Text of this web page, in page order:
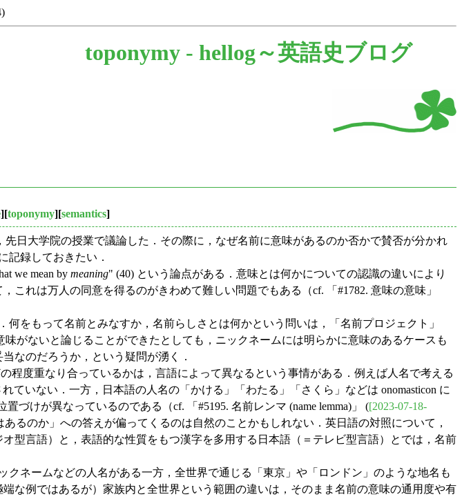
toponymy - hellog～英語史ブログ
][toponymy][semantics]
先日大学院の授業で議論した．その際に，なぜ名前に意味があるのか否かで賛否が分かれ
記録しておきたい．
we mean by meaning" (40) という論点がある．意味とは何かについての認識の違いにより
れは万人の同意を得るのがきわめて難しい問題でもある（cf. 「#1782. 意味の意味」
をもって名前とみなすか，名前らしさとは何かという問いは，「名前プロジェクト」
がないと論じることができたとしても，ニックネームには明らかに意味のあるケースも
なのだろうか，という疑問が湧く．
程度重なり合っているかは，言語によって異なるという事情がある．例えば人名で考える
ていない．一方，日本語の人名の「かける」「わたる」「さくら」などは onomasticon に
づけが異なっているのである（cf. 「#5195. 名前レンマ (name lemma)」 ([2023-07-18-
るのか」への答えが偏ってくるのは自然のことかもしれない．英日語の対照について，
型言語）と，表語的な性質をもつ漢字を多用する日本語（＝テレビ型言語）とでは，名前
ネームなどの人名がある一方，全世界で通じる「東京」や「ロンドン」のような地名も
な例ではあるが）家族内と全世界という範囲の違いは，そのまま名前の意味の通用度や有